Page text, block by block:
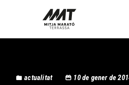
actualitat 10 de gener de
Voluntaris